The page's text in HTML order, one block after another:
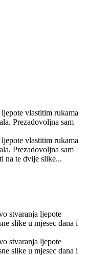
vlastitim rukama
Prezadovoljna sam
vlastitim rukama
Prezadovoljna sam
na te dvije slike...
stvaranja ljepote
slike u mjesec dana i
stvaranja ljepote
slike u mjesec dana i